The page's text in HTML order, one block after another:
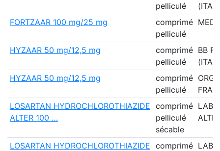
pelliculé
FORTZAAR 100 mg/25 mg
comprimé
pelliculé
HYZAAR 50 mg/12,5 mg
comprimé
pelliculé
BB
HYZAAR 50 mg/12,5 mg
comprimé
pelliculé
LOSARTAN HYDROCHLOROTHIAZIDE
ALTER 100 …
comprimé
pelliculé
sécable
LOSARTAN HYDROCHLOROTHIAZIDE comprimé